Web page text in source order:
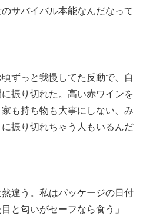
サバイバル本能なんだなって
ずっと我慢してた反動で、自
振り切れた。高い赤ワインを
も持ち物も大事にしない、み
振り切れちゃう人もいるんだ
違う。私はパッケージの日付
と匂いがセーフなら食う」